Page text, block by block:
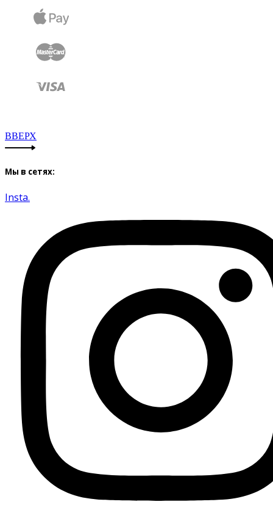
ВВЕРХ
Мы в сетях:
Insta.